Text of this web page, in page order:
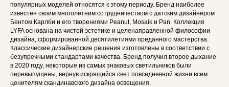
популярных моделей относятся к этому периоду. Бренд наиболее
известен своим многолетним сотрудничеством с датским дизайнером
Бентом Карлби и его творениями Peanut, Mosaik и Pan. Коллекция
LYFA основана на чистой эстетике и целенаправленной философии
дизайна, сформированной десятилетиями преданного мастерства.
Классические дизайнерские решения изготовлены в соответствии с
безупречными стандартами качества. Бренд получил второе дыхание
в 2020 году, некоторые из самых знаковых светильников были
перевыпущены, вернув искрящийся свет повседневной жизни всем
ценителям скандинавского дизайна освещения.